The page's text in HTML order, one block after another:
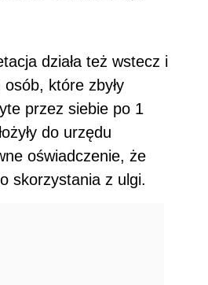
działa też wstecz i
które zbyły
przez siebie po 1
do urzędu
oświadczenie, że
skorzystania z ulgi.